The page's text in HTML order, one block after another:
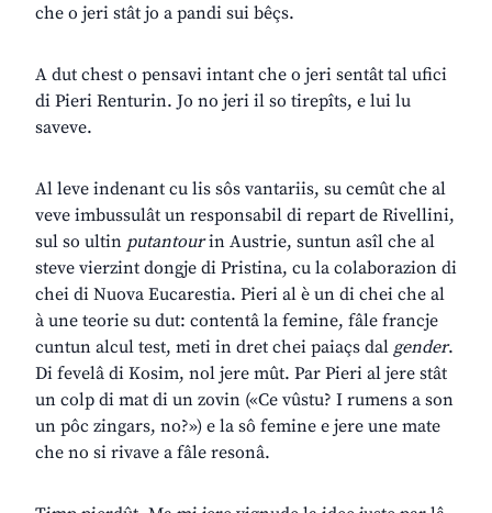
che o jeri stât jo a pandi sui bêçs.
A dut chest o pensavi intant che o jeri sentât tal ufici
di Pieri Renturin. Jo no jeri il so tirepîts, e lui lu
saveve.
Al leve indenant cu lis sôs vantariis, su cemût che al
veve imbussulât un responsabil di repart de Rivellini,
sul so ultin putantourin Austrie, suntun asîl che al
steve vierzint dongje di Pristina, cu la colaborazion di
chei di Nuova Eucarestia. Pieri al è un di chei che al
à une teorie su dut: contentâ la femine, fâle francje
cuntun alcul test, meti in dret chei paiaçs dal gender.
Di fevelâ di Kosim, nol jere mût. Par Pieri al jere stât
un colp di mat di un zovin («Ce vûstu? I rumens a son
un pôc zingars, no?») e la sô femine e jere une mate
che no si rivave a fâle resonâ.